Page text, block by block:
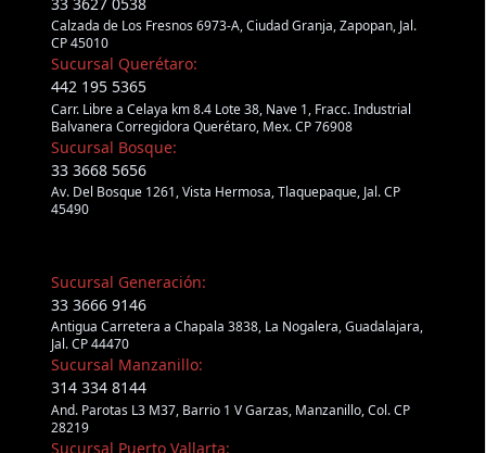
Calzada de Los Fresnos 6973-A, Ciudad Granja, Zapopan, Jal.
CP 45010
Sucursal Querétaro:
442 195 5365
Carr. Libre a Celaya km 8.4 Lote 38, Nave 1, Fracc. Industrial
Balvanera Corregidora Querétaro, Mex. CP 76908
Sucursal Bosque:
33 3668 5656
Av. Del Bosque 1261, Vista Hermosa, Tlaquepaque, Jal. CP
45490
Sucursal Generación:
33 3666 9146
Antigua Carretera a Chapala 3838, La Nogalera, Guadalajara,
Jal. CP 44470
Sucursal Manzanillo:
314 334 8144
And. Parotas L3 M37, Barrio 1 V Garzas, Manzanillo, Col. CP
28219
Sucursal Puerto Vallarta: